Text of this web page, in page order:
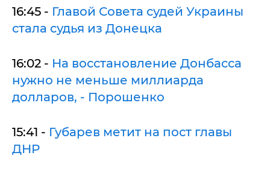
16:45 - Главой Совета судей Украины
стала судья из Донецка
16:02 - На восстановление Донбасса
нужно не меньше миллиарда
долларов, - Порошенко
15:41 - Губарев метит на пост главы
ДНР